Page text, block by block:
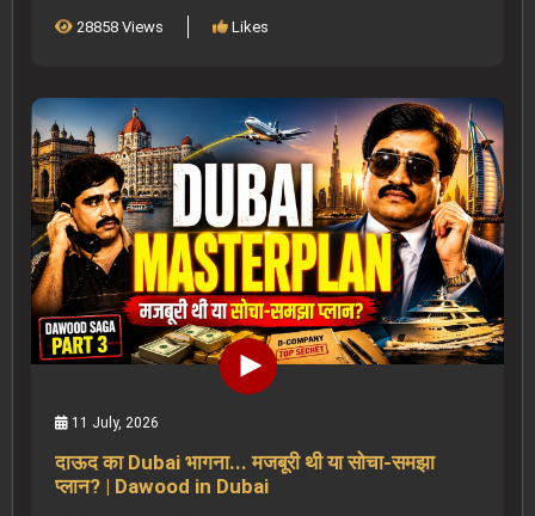
28858 Views Likes
11 July, 2026
दाऊद का Dubai भागना... मजबूरी थी या सोचा-समझा
प्लान? | Dawood in Dubai